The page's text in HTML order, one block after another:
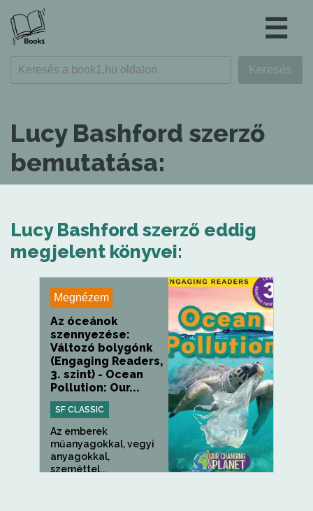
☰
Lucy Bashford szerző
bemutatása:
Lucy Bashford szerző eddig
megjelent könyvei:
Megnézem
Az óceánok
szennyezése:
Változó bolygónk
(Engaging Readers,
3. szint) - Ocean
Pollution: Our...
SF CLASSIC
Az emberek
műanyagokkal, vegyi
anyagokkal,
szeméttel...